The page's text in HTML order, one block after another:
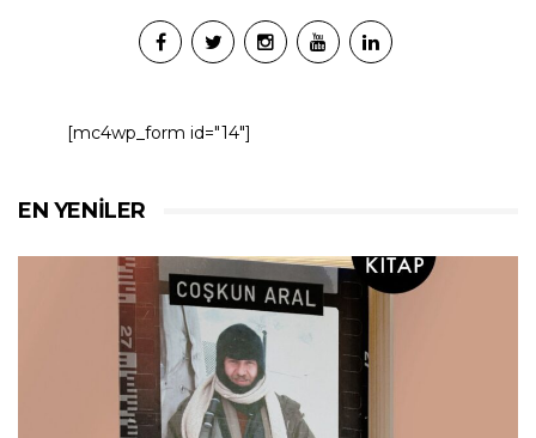
[mc4wp_form id="14"]
EN YENILER